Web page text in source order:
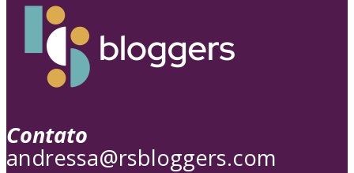
Contato
andressa@rsbloggers.com